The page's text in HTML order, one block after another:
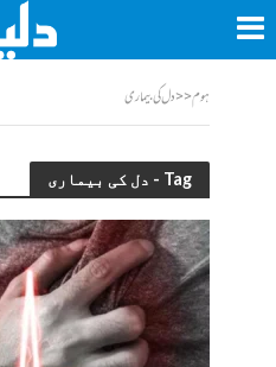
ہوم<<دل کی بیماری
Tag - دل کی بیماری